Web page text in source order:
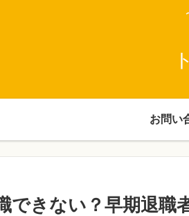
お問い
できない？早期退職